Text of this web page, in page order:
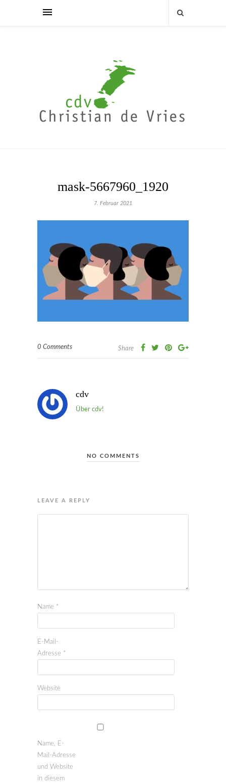
mask-5667960_1920
7. Februar 2021
0 Comments Share
cdv
Über cdv!
NO COMMENTS
LEAVE A REPLY
Name *
E-Mail-
Adresse *
Website
Name, E-
Mail-Adresse
und Website
in diesem